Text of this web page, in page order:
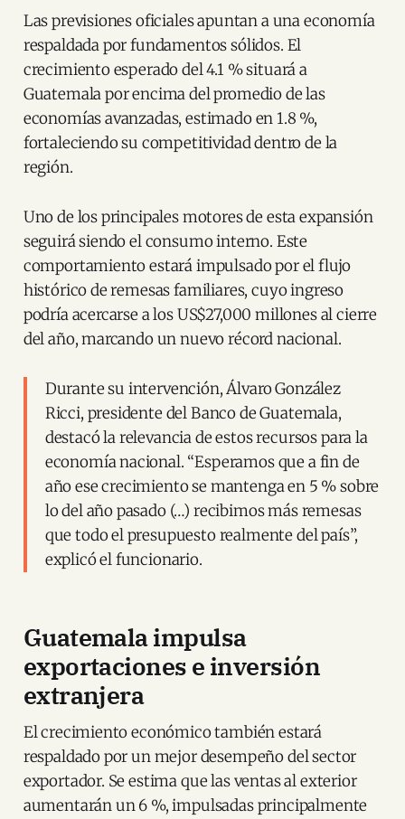
Las previsiones oficiales apuntan a una economía
respaldada por fundamentos sólidos. El
crecimiento esperado del 4.1 % situará a
Guatemala por encima del promedio de las
economías avanzadas, estimado en 1.8 %,
fortaleciendo su competitividad dentro de la
región.
Uno de los principales motores de esta expansión
seguirá siendo el consumo interno. Este
comportamiento estará impulsado por el flujo
histórico de remesas familiares, cuyo ingreso
podría acercarse a los US$27,000 millones al cierre
del año, marcando un nuevo récord nacional.
Durante su intervención, Álvaro González
Ricci, presidente del Banco de Guatemala,
destacó la relevancia de estos recursos para la
economía nacional. “Esperamos que a fin de
año ese crecimiento se mantenga en 5 % sobre
lo del año pasado (…) recibimos más remesas
que todo el presupuesto realmente del país”,
explicó el funcionario.
Guatemala impulsa
exportaciones e inversión
extranjera
El crecimiento económico también estará
respaldado por un mejor desempeño del sector
exportador. Se estima que las ventas al exterior
aumentarán un 6 %, impulsadas principalmente